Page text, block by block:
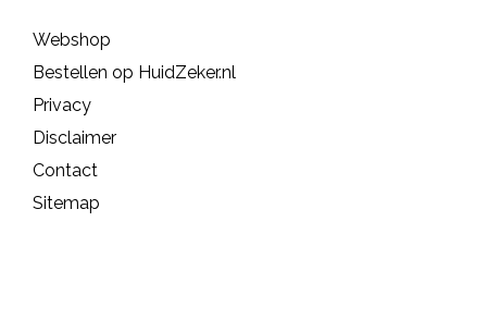
Webshop
Bestellen op HuidZeker.nl
Privacy
Disclaimer
Contact
Sitemap